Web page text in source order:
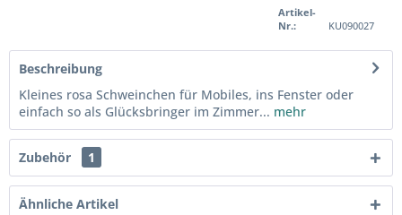
Artikel-
Nr.:
KU090027
Beschreibung
Kleines rosa Schweinchen für Mobiles, ins Fenster oder
einfach so als Glücksbringer im Zimmer... mehr
Zubehör 1
Ähnliche Artikel